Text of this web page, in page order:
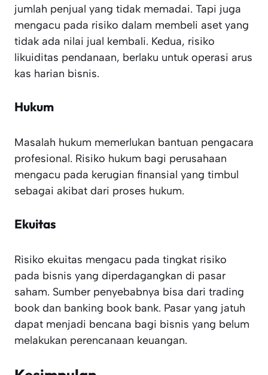
jumlah penjual yang tidak memadai. Tapi juga
mengacu pada risiko dalam membeli aset yang
tidak ada nilai jual kembali. Kedua, risiko
likuiditas pendanaan, berlaku untuk operasi arus
kas harian bisnis.
Hukum
Masalah hukum memerlukan bantuan pengacara
profesional. Risiko hukum bagi perusahaan
mengacu pada kerugian finansial yang timbul
sebagai akibat dari proses hukum.
Ekuitas
Risiko ekuitas mengacu pada tingkat risiko
pada bisnis yang diperdagangkan di pasar
saham. Sumber penyebabnya bisa dari trading
book dan banking book bank. Pasar yang jatuh
dapat menjadi bencana bagi bisnis yang belum
melakukan perencanaan keuangan.